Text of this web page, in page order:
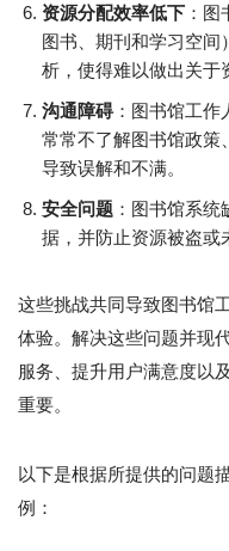
资源分配效率低下 ：
图书、期刊和学习空间
析，使得难以做出关于
沟通障碍：图书馆工作
常常不了解图书馆政策
导致误解和不满。
安全问题 ：图书馆系
据，并防止资源被盗或
这些挑战共同导致图书馆
体验。解决这些问题并现
服务、提升用户满意度以
重要。
以下是根据所提供的问题
例：